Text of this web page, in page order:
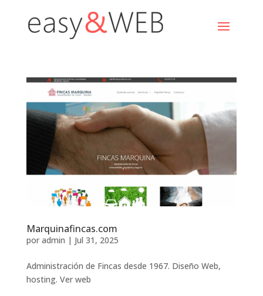
Marquinafincas.com
por admin | Jul 31, 2025
Administración de Fincas desde 1967. Diseño Web,
hosting. Ver web